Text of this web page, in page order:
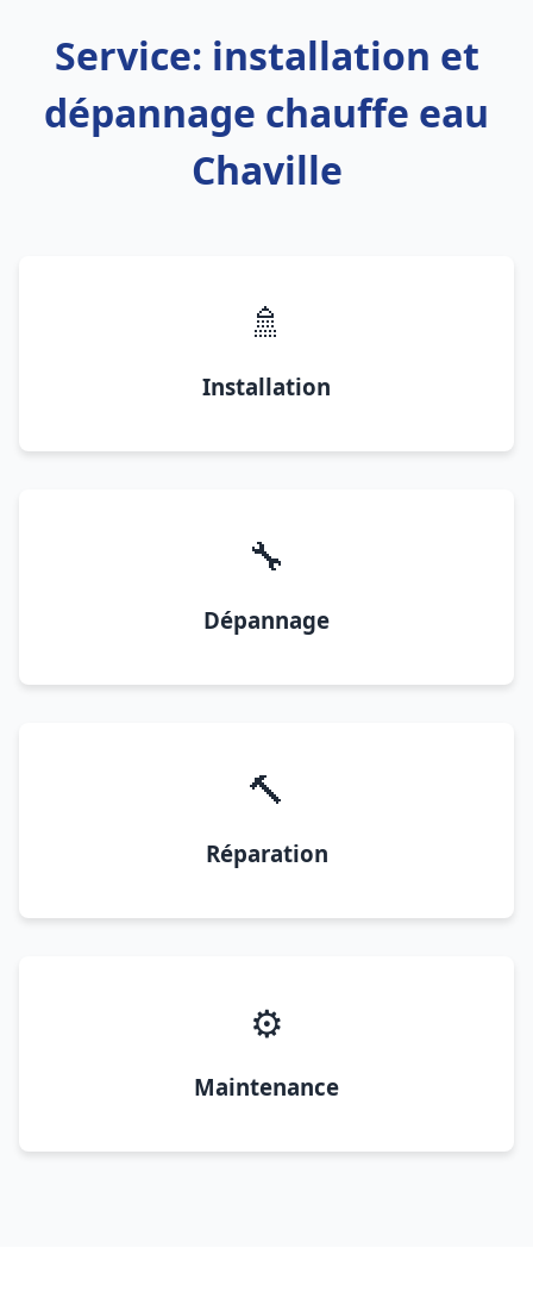
Service: installation et
dépannage chauffe eau
Chaville
🚿
Installation
🔧
Dépannage
🔨
Réparation
⚙️
Maintenance